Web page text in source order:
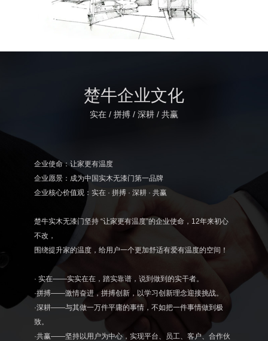
楚牛企业文化
实在 / 拼搏 / 深耕 / 共赢
企业使命：让家更有温度
企业愿景：成为中国实木无漆门第一品牌
企业核心价值观：实在 · 拼搏 · 深耕 · 共赢
楚牛实木无漆门坚持 “让家更有温度”的企业使命，12年来初心
不改，
围绕提升家的温度，给用户一个更加舒适有爱有温度的空间！
· 实在——实实在在，踏实靠谱，说到做到的实干者。
·拼搏——激情奋进，拼搏创新，以学习创新理念迎接挑战。
·深耕——与其做一万件平庸的事情，不如把一件事情做到极
致。
·共赢——坚持以用户为中心，实现平台、员工、客户、合作伙